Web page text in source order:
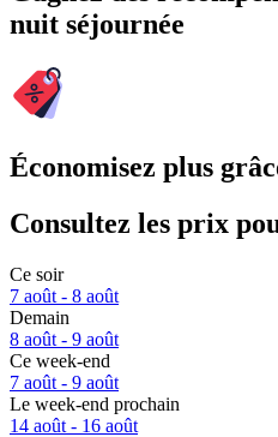
nuit séjournée
Économisez plus
Consultez les prix
Ce soir
7 août - 8 août
Demain
8 août - 9 août
Ce week-end
7 août - 9 août
Le week-end prochain
14 août - 16 août